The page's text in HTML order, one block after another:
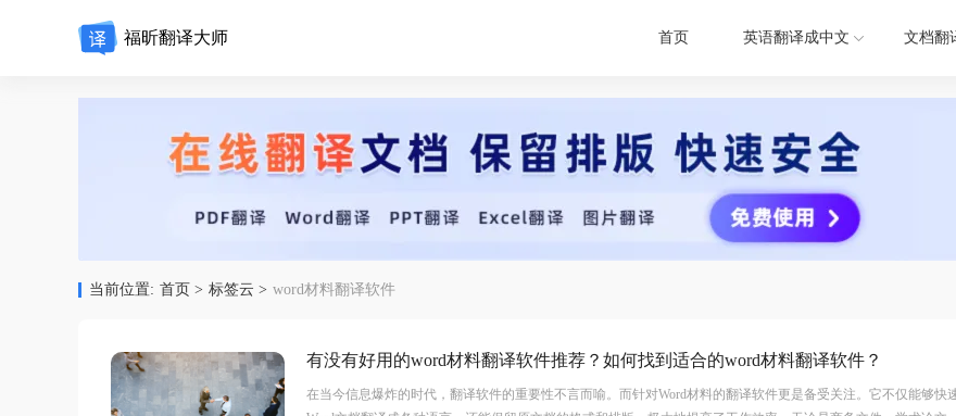
福昕翻译大师 首页 英语翻译成中文 文档翻
当前位置: 首页 > 标签云 > word材料翻译软件
有没有好用的word材料翻译软件推荐？如何找到适合的word材料翻译软件？
在当今信息爆炸的时代，翻译软件的重要性不言而喻。而针对Word材料的翻译软件更是备受关注。它不仅能够快